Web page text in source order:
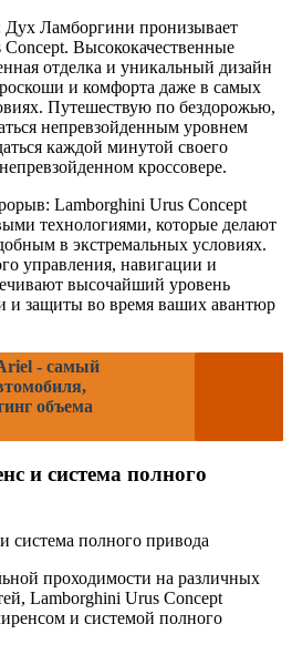
Дух Ламборгини пронизывает
Высококачественные
отделка и уникальный дизайн
и комфорта даже в самых
Путешествую по бездорожью,
непревзойденным уровнем
каждой минутой своего
кроссовере.
Lamborghini Urus Concept
технологиями, которые делают
в экстремальных условиях.
управления, навигации и
высочайший уровень
и защиты во время ваших авантюр
- самый
объема
и система полного
проходимости на различных
Lamborghini Urus Concept
и системой полного